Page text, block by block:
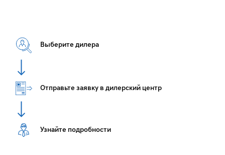
Выберите дилера
Отправьте заявку в дилерский центр
Узнайте подробности